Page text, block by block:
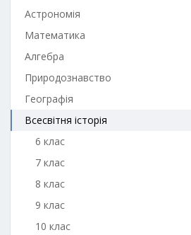
Астрономія
Математика
Алгебра
Природознавство
Географія
Всесвітня історія
6 клас
7 клас
8 клас
9 клас
10 клас